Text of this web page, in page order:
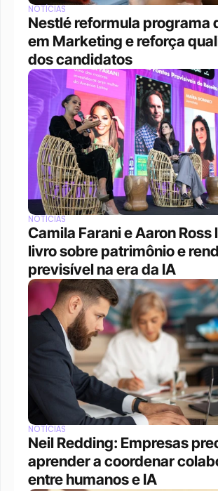
NOTÍCIAS
Nestlé reformula programa
em Marketing e reforça
dos candidatos
NOTÍCIAS
Camila Farani e Aaron Ross
livro sobre patrimônio e
previsível na era da IA
NOTÍCIAS
Neil Redding: Empresas
aprender a coordenar
entre humanos e IA